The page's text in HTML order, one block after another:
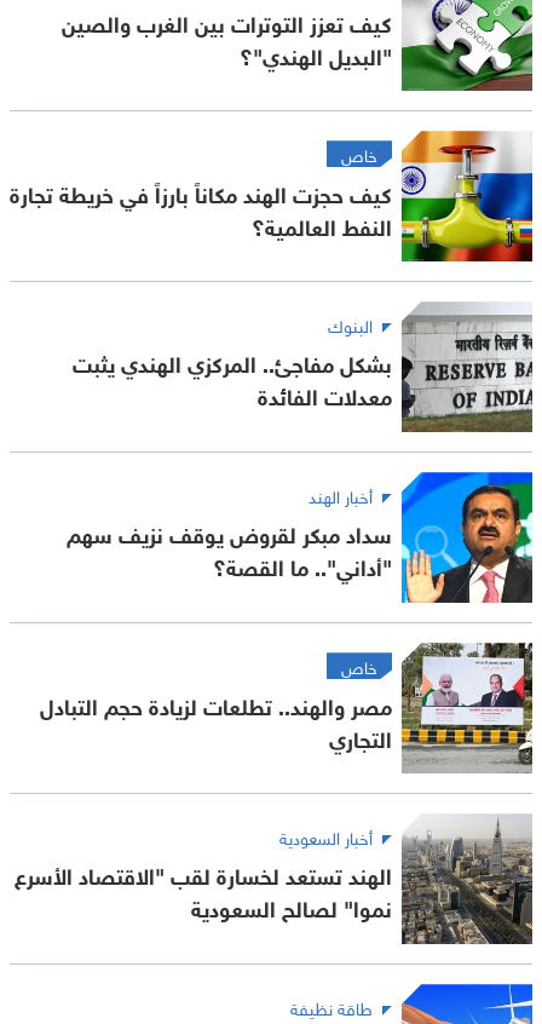
كيف تعزز التوترات بين الغرب والصين
"البديل الهندي"؟
خاص
كيف حجزت الهند مكاناً بارزاً في خريطة تجارة
النفط العالمية؟
البنوك
بشكل مفاجئ.. المركزي الهندي يثبت
معدلات الفائدة
أخبار الهند
سداد مبكر لقروض يوقف نزيف سهم
"أداني".. ما القصة؟
خاص
مصر والهند.. تطلعات لزيادة حجم التبادل
التجاري
أخبار السعودية
الهند تستعد لخسارة لقب "الاقتصاد الأسرع
نموا" لصالح السعودية
طاقة نظيفة